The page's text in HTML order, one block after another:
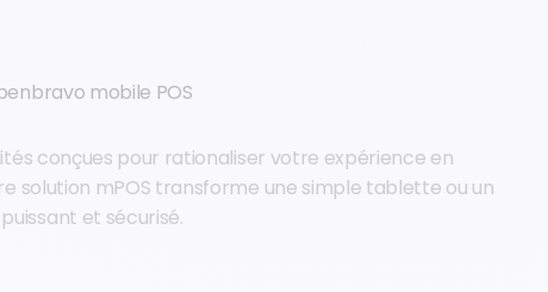
mobile POS
conçues pour rationaliser votre expérience en
solution mPOS transforme une simple tablette ou un
et sécurisé.